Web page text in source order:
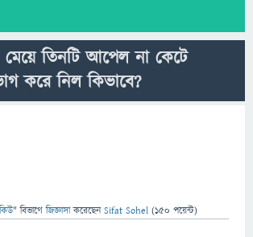
তিনটি আপেল না কেটে
করে নিল কিভাবে?
" বিভাগে জিজ্ঞাসাকরেছেনSifat Sohel (150 পয়েন্ট)